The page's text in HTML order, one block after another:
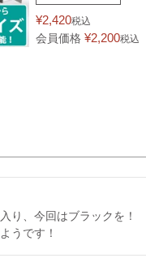
¥2,420税込
会員価格 ¥2,200税込
り、今回はブラックを！
うです！